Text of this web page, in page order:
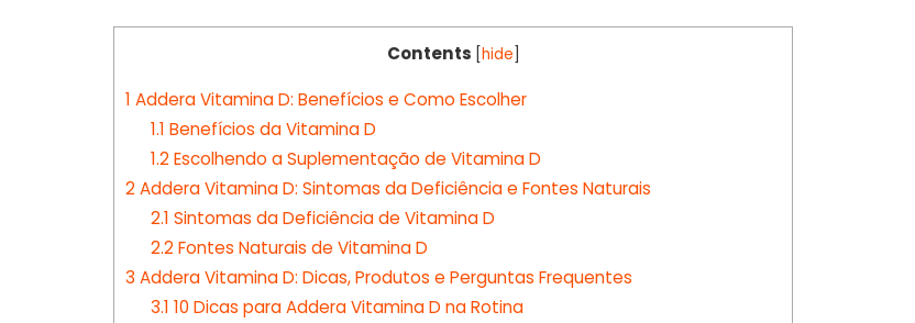
Contents [hide]
1 Addera Vitamina D: Benefícios e Como Escolher
1.1 Benefícios da Vitamina D
1.2Escolhendo a Suplementação de Vitamina D
2Addera Vitamina D: Sintomas da Deficiência e Fontes Naturais
2.1 Sintomas da Deficiência de Vitamina D
2.2Fontes Naturais de Vitamina D
3 Addera Vitamina D: Dicas, Produtos e Perguntas Frequentes
3.1 10 Dicas para Addera Vitamina D na Rotina